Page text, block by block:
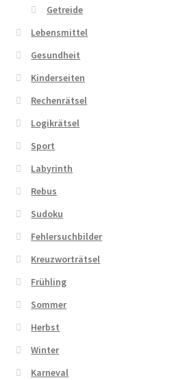
Getreide
Lebensmittel
Gesundheit
Kinderseiten
Rechenrätsel
Logikrätsel
Sport
Labyrinth
Rebus
Sudoku
Fehlersuchbilder
Kreuzworträtsel
Frühling
Sommer
Herbst
Winter
Karneval